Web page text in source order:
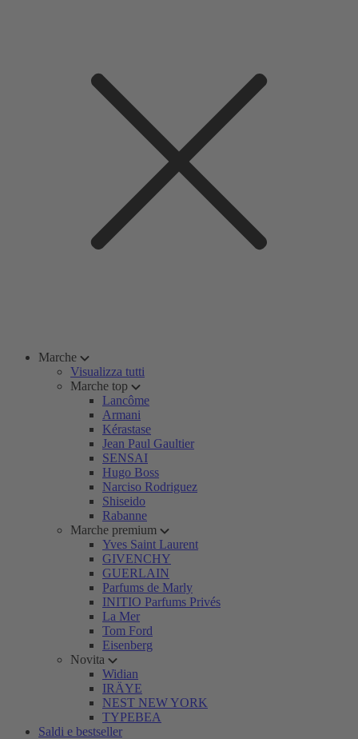
Marche
Visualizza tutti
Marche top
Lancôme
Armani
Kérastase
Jean Paul Gaultier
SENSAI
Hugo Boss
Narciso Rodriguez
Shiseido
Rabanne
Marche premium
Yves Saint Laurent
GIVENCHY
GUERLAIN
Parfums de Marly
INITIO Parfums Privés
La Mer
Tom Ford
Eisenberg
Novita
Widian
IRÄYE
NEST NEW YORK
TYPEBEA
Saldi e bestseller